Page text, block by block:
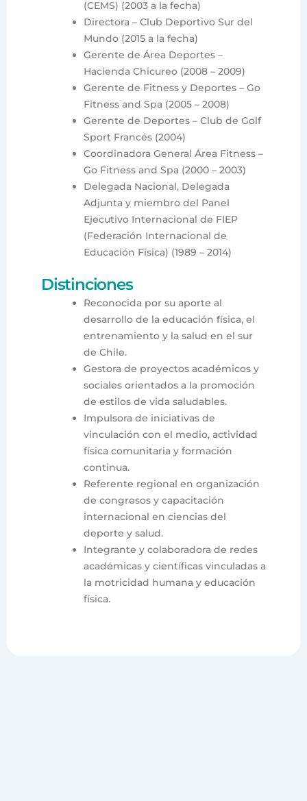
(CEMS) (2003 a la fecha)
Directora – Club Deportivo Sur del
Mundo (2015 a la fecha)
Gerente de Área Deportes –
Hacienda Chicureo (2008 – 2009)
Gerente de Fitness y Deportes – Go
Fitness and Spa (2005 – 2008)
Gerente de Deportes – Club de Golf
Sport Francés (2004)
Coordinadora General Área Fitness –
Go Fitness and Spa (2000 – 2003)
Delegada Nacional, Delegada
Adjunta y miembro del Panel
Ejecutivo Internacional de FIEP
(Federación Internacional de
Educación Física) (1989 – 2014)
Distinciones
Reconocida por su aporte al
desarrollo de la educación física, el
entrenamiento y la salud en el sur
de Chile.
Gestora de proyectos académicos y
sociales orientados a la promoción
de estilos de vida saludables.
Impulsora de iniciativas de
vinculación con el medio, actividad
física comunitaria y formación
continua.
Referente regional en organización
de congresos y capacitación
internacional en ciencias del
deporte y salud.
Integrante y colaboradora de redes
académicas y científicas vinculadas a
la motricidad humana y educación
física.